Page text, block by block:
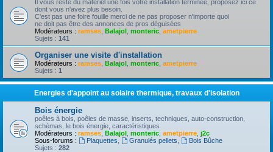
Il vous reste du matériel une fois votre installation terminée, proposez ici ce
dont vous n'avez plus besoin.
C'est pas une foire fouille merci de ne pas proposer n'importe quoi
ne doit pas être des annonces de pros déguisées
Modérateurs : ramses Balajol monteric ametpierre
Sujets : 141
Organiser une visite d'installation
Modérateurs : ramses Balajol monteric ametpierre
Sujets : 1
Energies d'appoint au solaire thermique, travaux d'isolation
Bois énergie
poêles à bois, poêles de masse, inserts, techniques, auto-construction,
schémas, le bois énergie, caractéristiques
Modérateurs : ramses Balajol monteric ametpierre j2c
Sous-forums :
Plaquettes Granulés pellets
Bois Bûche
Sujets : 282